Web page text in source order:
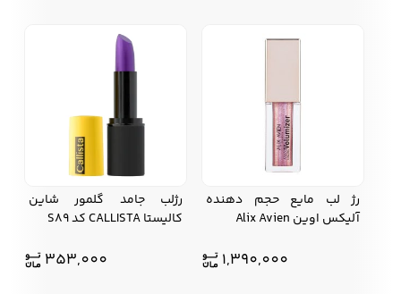
رژ لب مایع حجم دهنده
آلیکس اوین Alix Avien
1,390,000
رژلب جامد گلمور شاین
کالیستا CALLISTA کد S89
353,000